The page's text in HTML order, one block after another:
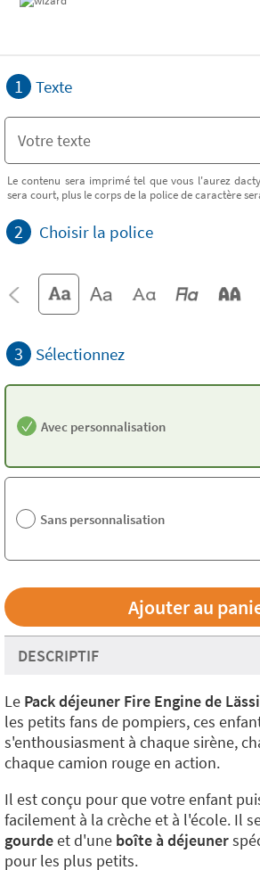
1 Texte
Le contenu sera imprimé tel que vous l'aurez
sera court, plus le corps de la police de caractère
2 Choisir la police
3 Sélectionnez
Avec personnalisation
Sans personnalisation
DESCRIPTIF
Le Pack déjeuner Fire Engine de
les petits fans de pompiers, ces
s'enthousiasment à chaque sirène,
chaque camion rouge en action.
Il est conçu pour que votre enfant
facilement à la crèche et à l'école. Il
gourdeet d'une boîte à déjeuner
pour les plus petits.